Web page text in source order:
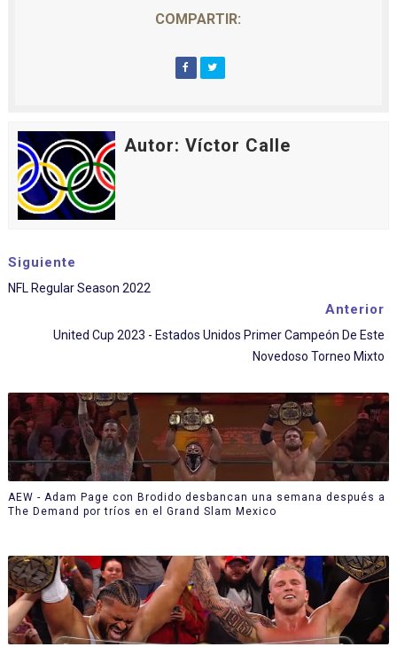
COMPARTIR:
Autor: Víctor Calle
Siguiente
NFL Regular Season 2022
Anterior
United Cup 2023 - Estados Unidos Primer Campeón De Este
Novedoso Torneo Mixto
AEW - Adam Page con Brodido desbancan una semana después a
The Demand por tríos en el Grand Slam Mexico